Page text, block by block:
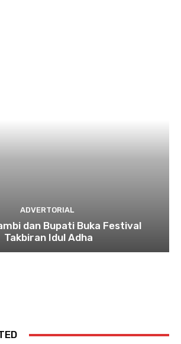
ADVERTORIAL
dan Bupati Buka Festival
Takbiran Idul Adha